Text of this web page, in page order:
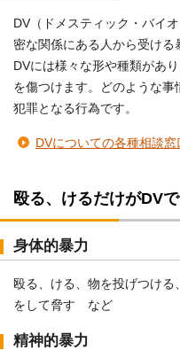
DV（ドメスティック・バイ
密な関係にある人から受ける
DVには様々な形や種類があ
を傷つけます。どのような事
犯罪となる行為です。
DVについての各種相談窓
殴る、けるだけがDV
身体的暴力
殴る、ける、物を投げつける
をして脅す など
精神的暴力